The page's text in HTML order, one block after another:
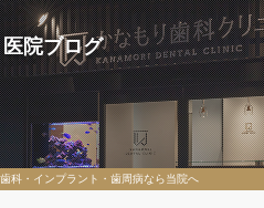
院ブログ
科・インプラント・歯周病なら当院へ